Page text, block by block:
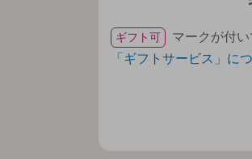
ギフト可
マークが付
「ギフトサービス」に